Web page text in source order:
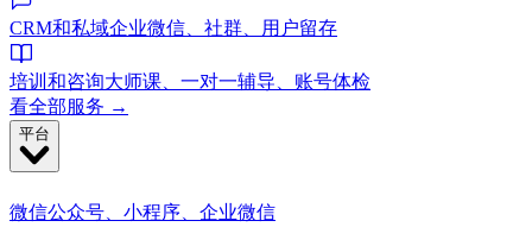
CRM和私域企业微信、社群、用户留存
培训和咨询大师课、一对一辅导、账号体检
看全部服务 →
平台
微信公众号、小程序、企业微信